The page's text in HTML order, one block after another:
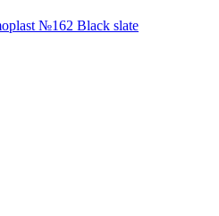
№162 Black slate